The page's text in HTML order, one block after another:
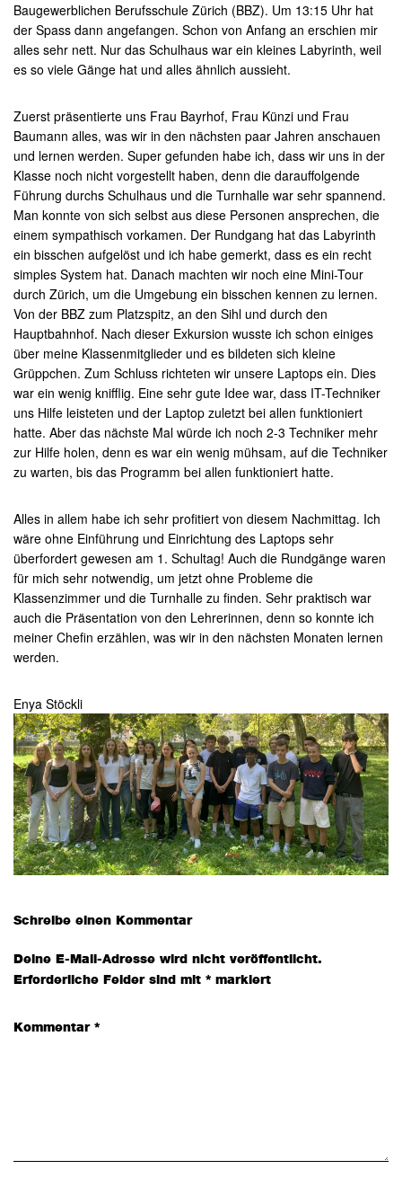
Baugewerblichen Berufsschule Zürich (BBZ). Um 13:15 Uhr hat
der Spass dann angefangen. Schon von Anfang an erschien mir
alles sehr nett. Nur das Schulhaus war ein kleines Labyrinth, weil
es so viele Gänge hat und alles ähnlich aussieht.
Zuerst präsentierte uns Frau Bayrhof, Frau Künzi und Frau
Baumann alles, was wir in den nächsten paar Jahren anschauen
und lernen werden. Super gefunden habe ich, dass wir uns in der
Klasse noch nicht vorgestellt haben, denn die darauffolgende
Führung durchs Schulhaus und die Turnhalle war sehr spannend.
Man konnte von sich selbst aus diese Personen ansprechen, die
einem sympathisch vorkamen. Der Rundgang hat das Labyrinth
ein bisschen aufgelöst und ich habe gemerkt, dass es ein recht
simples System hat. Danach machten wir noch eine Mini-Tour
durch Zürich, um die Umgebung ein bisschen kennen zu lernen.
Von der BBZ zum Platzspitz, an den Sihl und durch den
Hauptbahnhof. Nach dieser Exkursion wusste ich schon einiges
über meine Klassenmitglieder und es bildeten sich kleine
Grüppchen. Zum Schluss richteten wir unsere Laptops ein. Dies
war ein wenig knifflig. Eine sehr gute Idee war, dass IT-Techniker
uns Hilfe leisteten und der Laptop zuletzt bei allen funktioniert
hatte. Aber das nächste Mal würde ich noch 2-3 Techniker mehr
zur Hilfe holen, denn es war ein wenig mühsam, auf die Techniker
zu warten, bis das Programm bei allen funktioniert hatte.
Alles in allem habe ich sehr profitiert von diesem Nachmittag. Ich
wäre ohne Einführung und Einrichtung des Laptops sehr
überfordert gewesen am 1. Schultag! Auch die Rundgänge waren
für mich sehr notwendig, um jetzt ohne Probleme die
Klassenzimmer und die Turnhalle zu finden. Sehr praktisch war
auch die Präsentation von den Lehrerinnen, denn so konnte ich
meiner Chefin erzählen, was wir in den nächsten Monaten lernen
werden.
Enya Stöckli
Leser-
Interaktionen
Schreibe einen Kommentar
Deine E-Mail-Adresse wird nicht veröffentlicht.
Erforderliche Felder sind mit *markiert
Kommentar *